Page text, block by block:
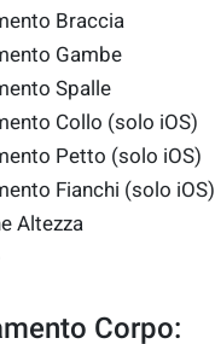
Braccia
Gambe
Spalle
Collo (solo iOS)
Petto (solo iOS)
Fianchi (solo iOS)
Altezza
Corpo: